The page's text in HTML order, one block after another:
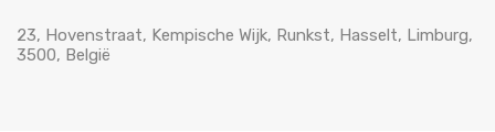
23, Hovenstraat, Kempische Wijk, Runkst, Hasselt, Limburg,
3500, België